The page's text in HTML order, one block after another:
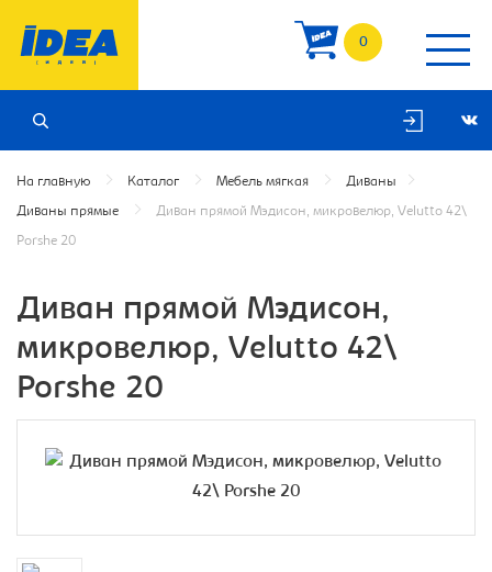
0
На главную Каталог Мебель мягкая Диваны
Диваны прямые Диван прямой Мэдисон, микровелюр, Velutto 42\
Porshe 20
Диван прямой Мэдисон,
микровелюр, Velutto 42\
Porshe 20